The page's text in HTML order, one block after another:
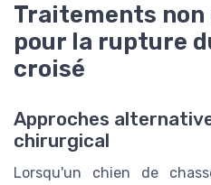
Traitements
pour la rupture
croisé
Approches
chirurgical
Lorsqu'un chien de